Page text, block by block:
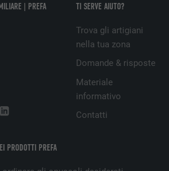
PRODOTTI PREFA
| PREFA TI SERVE AIUTO?
Trova gli artigiani
nella tua zona
Domande & risposte
Materiale
informativo
Contatti
da Facebook per visualizzare una
in tempo reale di inserzionisti terzi.